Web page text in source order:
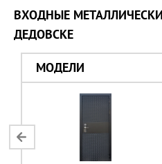
ВХОДНЫЕ
ДЕДОВСКЕ
МОДЕЛИ